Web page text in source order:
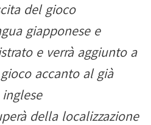
del gioco
giapponese e
e verrà aggiunto a
accanto al già
della localizzazione